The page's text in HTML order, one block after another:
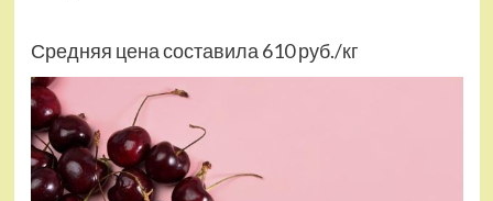
Средняя цена составила 610 руб./кг